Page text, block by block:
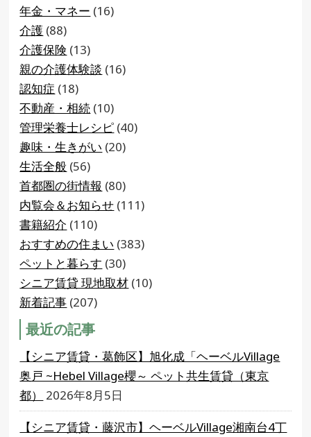
年金・マネー (16)
介護 (88)
介護保険 (13)
親の介護体験談 (16)
認知症 (18)
不動産・相続 (10)
管理栄養士レシピ (40)
趣味・生きがい (20)
生活全般 (56)
首都圏の街情報 (80)
内覧会＆お知らせ (111)
書籍紹介 (110)
おすすめの住まい (383)
ペットと暮らす (30)
シニア賃貸 現地取材 (10)
新着記事 (207)
最近の記事
【シニア賃貸・葛飾区】旭化成「ヘーベルVillage
奥戸 ~Hebel Village櫻～ ペット共生賃貸（東京
都）
2026年8月5日
【シニア賃貸・藤沢市】ヘーベルVillage湘南台4丁